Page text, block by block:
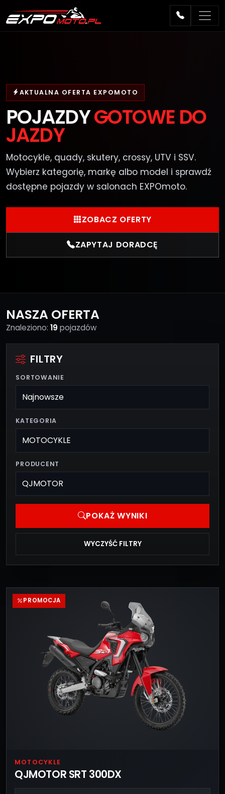
AKTUALNA OFERTA EXPOMOTO
POJAZDYGOTOWE DO
JAZDY
Motocykle, quady, skutery, crossy, UTV i SSV.
Wybierz kategorię, markę albo model i sprawdź
dostępne pojazdy w salonach EXPOmoto.
ZOBACZ OFERTY
ZAPYTAJ DORADCĘ
NASZA OFERTA
Znaleziono: 19 pojazdów
FILTRY
SORTOWANIE
KATEGORIA
PRODUCENT
POKAŻ WYNIKI
WYCZYŚĆ FILTRY
PROMOCJA
MOTOCYKLE
QJMOTOR SRT 300DX